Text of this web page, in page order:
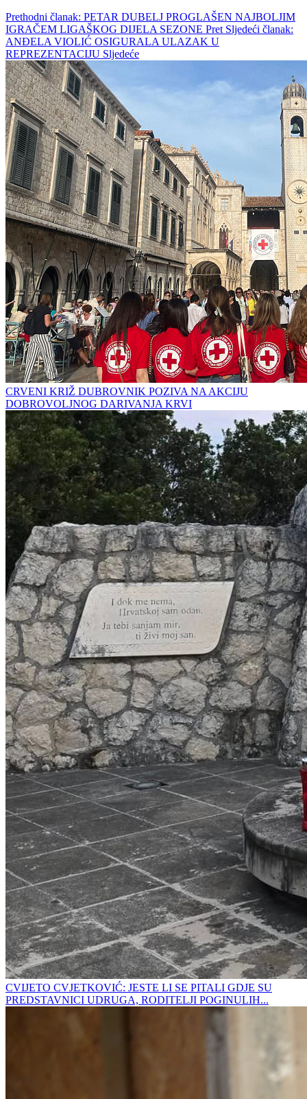
Prethodni članak: PETAR DUBELJ PROGLAŠEN NAJBOLJIM
IGRAČEM LIGAŠKOG DIJELA SEZONE Pret Sljedeći članak:
ANĐELA VIOLIĆ OSIGURALA ULAZAK U
REPREZENTACIJU Sljedeće
CRVENI KRIŽ DUBROVNIK POZIVA NA AKCIJU
DOBROVOLJNOG DARIVANJA KRVI
CVIJETO CVJETKOVIĆ: JESTE LI SE PITALI GDJE SU
PREDSTAVNICI UDRUGA, RODITELJI POGINULIH...